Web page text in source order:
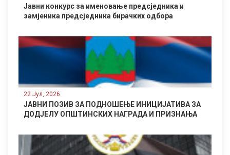
Јавни конкурс за именовање предсједника и
замјеника предсједника бирачких одбора
22 Јул, 2026.
ЈАВНИ ПОЗИВ ЗА ПОДНОШЕЊЕ ИНИЦИЈАТИВА ЗА
ДОДЈЕЛУ ОПШТИНСКИХ НАГРАДА И ПРИЗНАЊА